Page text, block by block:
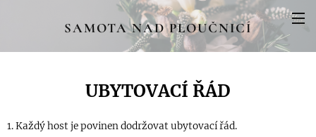
SAMOTANAD PLOUČNICÍ
UBYTOVACÍ ŘÁD
1. Každý host je povinen dodržovat ubytovací řád.